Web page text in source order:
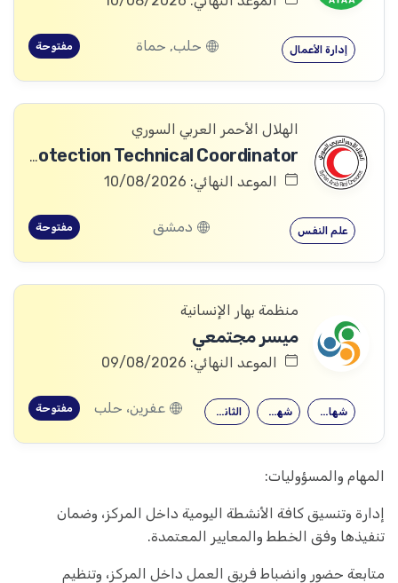
إدارة الأعمال حلب, حماة مفتوحة
الهلال الأحمر العربي السوري
Community Services and Protection Technical Coordinator
الموعد النهائي: 10/08/2026
علم النفس دمشق مفتوحة
منظمة بهار الإنسانية
ميسر مجتمعي
الموعد النهائي: 09/08/2026
الثانوية العامة شهادة معهد شهادة جامعية عفرين، حلب مفتوحة
المهام والمسؤوليات:
إدارة وتنسيق كافة الأنشطة اليومية داخل المركز، وضمان
تنفيذها وفق الخطط والمعايير المعتمدة.
متابعة حضور وانضباط فريق العمل داخل المركز، وتنظيم